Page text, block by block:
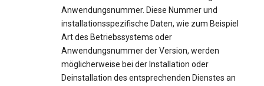
Anwendungsnummer. Diese Nummer und
installationsspezifische Daten, wie zum Beispiel
Art des Betriebssystems oder
Anwendungsnummer der Version, werden
möglicherweise bei der Installation oder
Deinstallation des entsprechenden Dienstes an